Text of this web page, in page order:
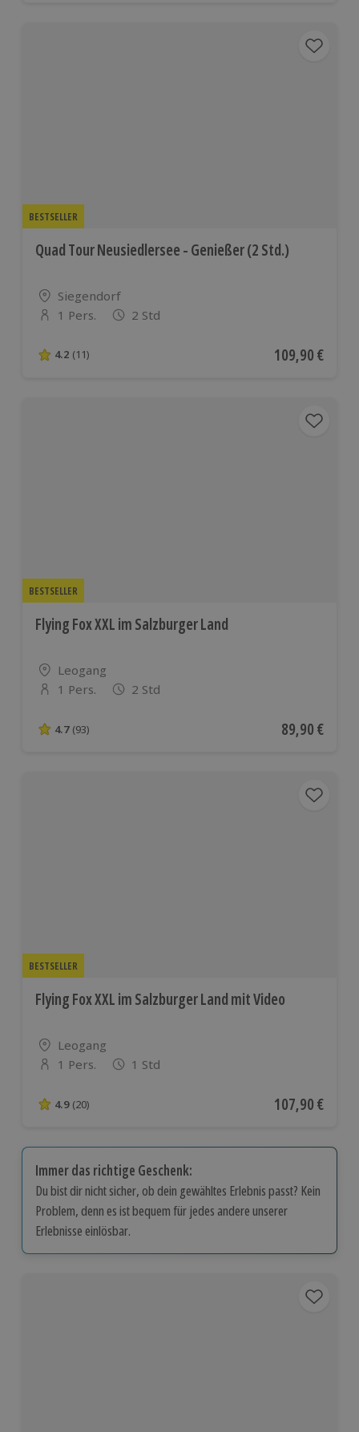
BESTSELLER
Quad Tour Neusiedlersee - Genießer (2 Std.)
Standort
Siegendorf
Anzahl der Teilnehmer
1 Pers. 2 Std
4.2 von 5 Sternen basierend auf 11 Bewertungen
4.2 (11) Aktueller Preis
109,90 €
BESTSELLER
Flying Fox XXL im Salzburger Land
Standort
Leogang
Anzahl der Teilnehmer
1 Pers. 2 Std
4.7 von 5 Sternen basierend auf 93 Bewertungen
4.7 (93) Aktueller
89,90 €
BESTSELLER
Flying Fox XXL im Salzburger Land mit Video
Standort
Leogang
Anzahl der Teilnehmer
1 Pers. 1 Std
4.9 von 5 Sternen basierend auf 20 Bewertungen
4.9 (20) Aktueller Preis
107,90 €
Immer das richtige Geschenk:
Du bist dir nicht sicher, ob dein gewähltes Erlebnis passt? Kein
Problem, denn es ist bequem für jedes andere unserer
Erlebnisse einlösbar.